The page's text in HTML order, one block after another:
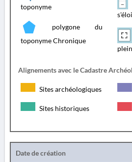
toponyme
polygone du
toponyme Chronique
Alignements avec le Cadastre
Sites archéologiques
Sites historiques
Date de création